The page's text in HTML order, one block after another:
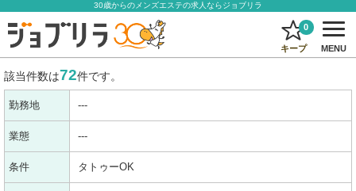
30歳からのメンズエステの求人ならジョブリラ
キープ
0
MENU
該当件数は72件です。
勤務地 ---
業態 ---
条件 タトゥーOK